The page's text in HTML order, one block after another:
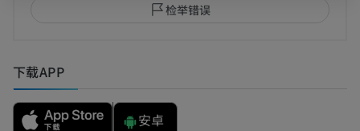
检举错误
下载APP
安卓